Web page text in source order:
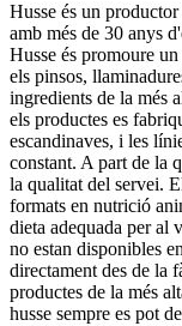
Husse és un
amb més de 30 anys
Husse és promoure
els pinsos,
ingredients de la més
els productes es
escandinaves, i les
constant. A part de la
la qualitat del servei.
formats en nutrició
dieta adequada per al
no estan disponibles
directament des de la
productes de la més
husse sempre es pot